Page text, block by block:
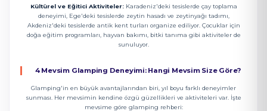
Kültürel ve Eğitici Aktiviteler:Karadeniz'deki tesislerde çay toplama
deneyimi, Ege'deki tesislerde zeytin hasadı ve zeytinyağı tadımı,
Akdeniz'deki tesislerde antik kent turları organize ediliyor. Çocuklar için
doğa eğitim programları, hayvan bakımı, bitki tanıma gibi aktiviteler de
sunuluyor.
4 Mevsim Glamping Deneyimi: Hangi Mevsim Size Göre?
Glamping'in en büyük avantajlarından biri, yıl boyu farklı deneyimler
sunması. Her mevsimin kendine özgü güzellikleri ve aktiviteleri var. İşte
mevsime göre glamping rehberi: